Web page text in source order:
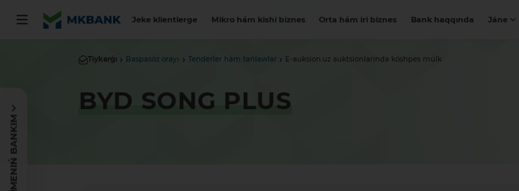
Jeke klientlerge Mikro hám kishi biznes Orta hám iri biznes Bank haqqında Jáne
MENIŃ BANKIM
Tiykarǵı Baspasóz orayı Tenderler hám tańlawlar E-auksion.uz auktsionlarında kóshpes múlk
BYD SONG PLUS